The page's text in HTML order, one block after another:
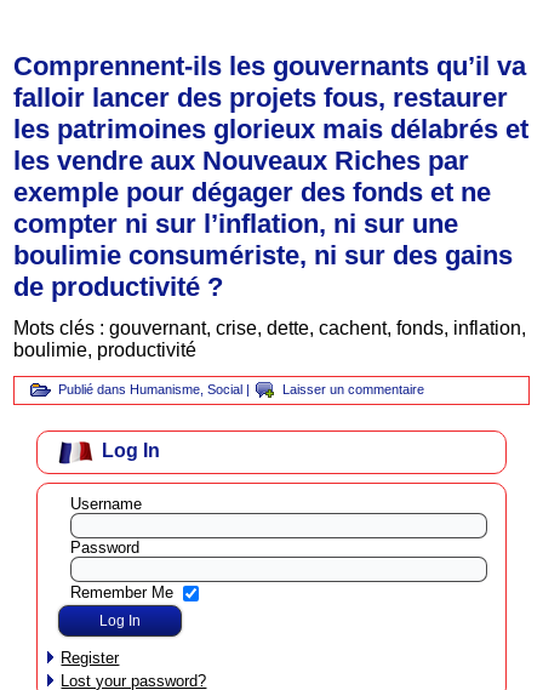
Comprennent-ils les gouvernants qu’il va
falloir lancer des projets fous, restaurer
les patrimoines glorieux mais délabrés et
les vendre aux Nouveaux Riches par
exemple pour dégager des fonds et ne
compter ni sur l’inflation, ni sur une
boulimie consumériste, ni sur des gains
de productivité ?
Mots clés : gouvernant, crise, dette, cachent, fonds, inflation,
boulimie, productivité
Publié dans Humanisme ,Social | Laisser un commentaire
Log In
Username
Password
Remember Me
Register
Lost your password?